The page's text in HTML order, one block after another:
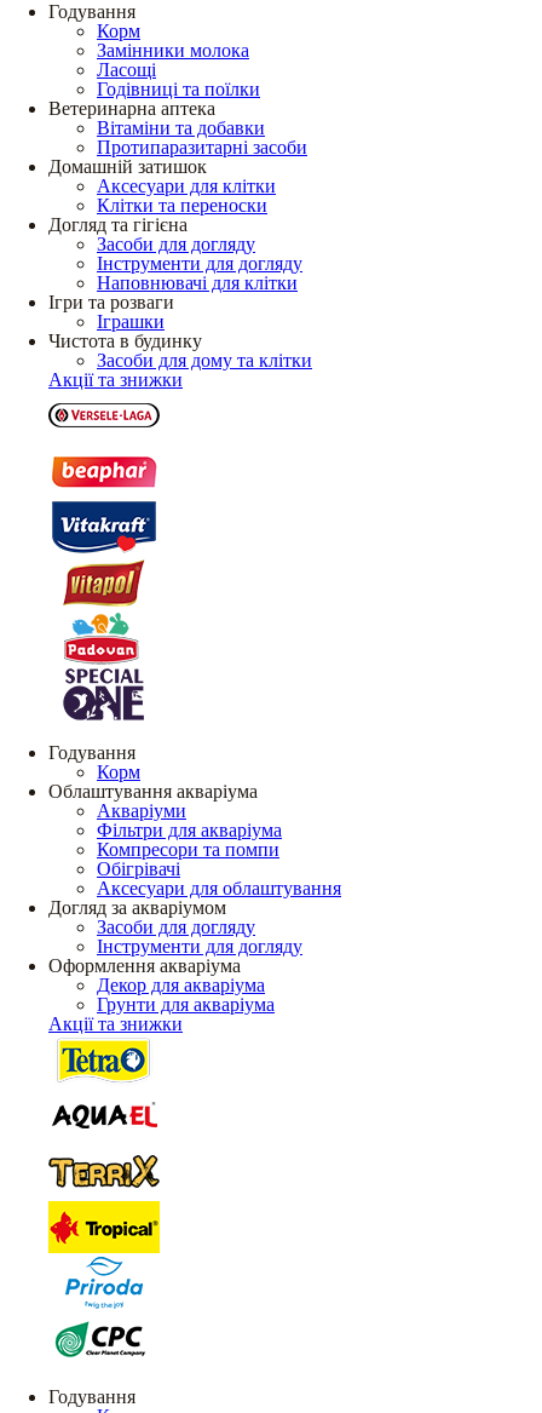
Годування
Корм
Замінники молока
Ласощі
Годівниці та поїлки
Ветеринарна аптека
Вітаміни та добавки
Протипаразитарні засоби
Домашній затишок
Аксесуари для клітки
Клітки та переноски
Догляд та гігієна
Засоби для догляду
Інструменти для догляду
Наповнювачі для клітки
Ігри та розваги
Іграшки
Чистота в будинку
Засоби для дому та клітки
Акції та знижки
Годування
Корм
Облаштування акваріума
Акваріуми
Фільтри для акваріума
Компресори та помпи
Обігрівачі
Аксесуари для облаштування
Догляд за акваріумом
Засоби для догляду
Інструменти для догляду
Оформлення акваріума
Декор для акваріума
Грунти для акваріума
Акції та знижки
Годування